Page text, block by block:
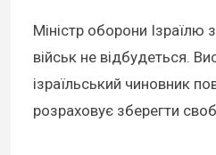
Міністр оборони Ізраїлю
військ не відбудеться.
ізраїльський чиновник
розраховує зберегти